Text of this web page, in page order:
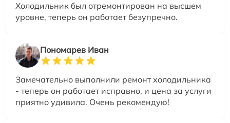
Холодильник был отремонтирован на высшем
уровне, теперь он работает безупречно.
Пономарев Иван
Замечательно выполнили ремонт холодильника
- теперь он работает исправно, и цена за услуги
приятно удивила. Очень рекомендую!